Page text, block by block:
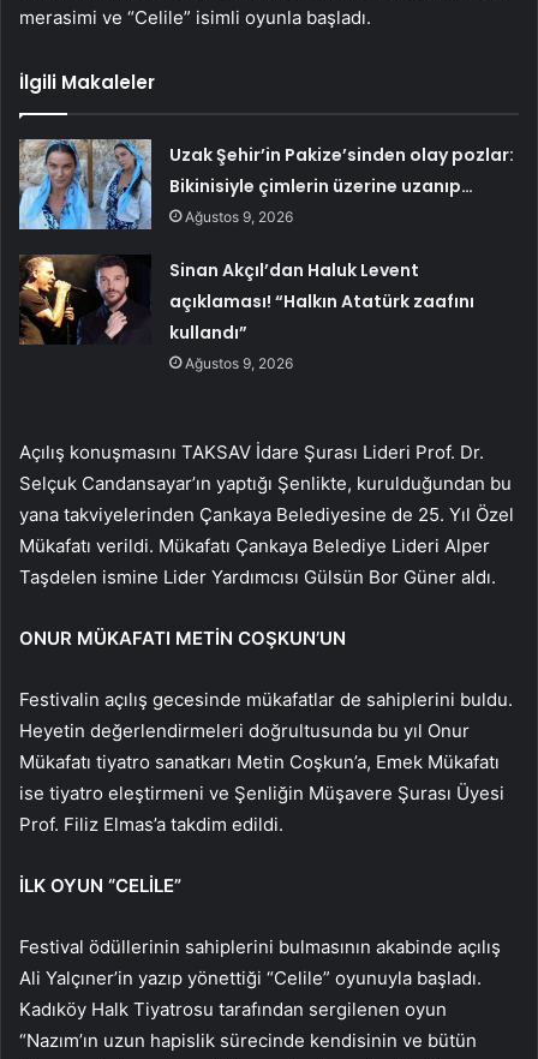
merasimi ve “Celile” isimli oyunla başladı.
İlgili Makaleler
Uzak Şehir’in Pakize’sinden olay pozlar:
Bikinisiyle çimlerin üzerine uzanıp…
Ağustos 9, 2026
Sinan Akçıl’dan Haluk Levent
açıklaması! “Halkın Atatürk zaafını
kullandı”
Ağustos 9, 2026
Açılış konuşmasını TAKSAV İdare Şurası Lideri Prof. Dr.
Selçuk Candansayar’ın yaptığı Şenlikte, kurulduğundan bu
yana takviyelerinden Çankaya Belediyesine de 25. Yıl Özel
Mükafatı verildi. Mükafatı Çankaya Belediye Lideri Alper
Taşdelen ismine Lider Yardımcısı Gülsün Bor Güner aldı.
ONUR MÜKAFATI METİN COŞKUN’UN
Festivalin açılış gecesinde mükafatlar de sahiplerini buldu.
Heyetin değerlendirmeleri doğrultusunda bu yıl Onur
Mükafatı tiyatro sanatkarı Metin Coşkun’a, Emek Mükafatı
ise tiyatro eleştirmeni ve Şenliğin Müşavere Şurası Üyesi
Prof. Filiz Elmas’a takdim edildi.
İLK OYUN “CELİLE”
Festival ödüllerinin sahiplerini bulmasının akabinde açılış
Ali Yalçıner’in yazıp yönettiği “Celile” oyunuyla başladı.
Kadıköy Halk Tiyatrosu tarafından sergilenen oyun
“Nazım’ın uzun hapislik sürecinde kendisinin ve bütün